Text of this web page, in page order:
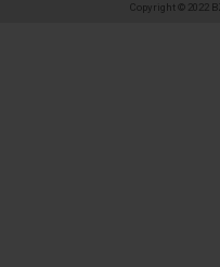
Copyright © 2022